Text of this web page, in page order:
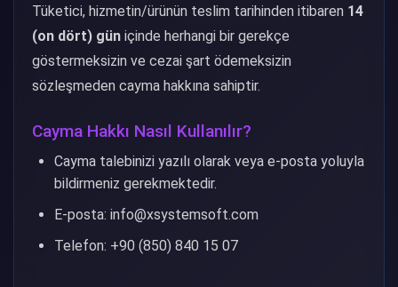
Tüketici, hizmetin/ürünün teslim tarihinden itibaren 14
(on dört) gün içinde herhangi bir gerekçe
göstermeksizin ve cezai şart ödemeksizin
sözleşmeden cayma hakkına sahiptir.
Cayma Hakkı Nasıl Kullanılır?
Cayma talebinizi yazılı olarak veya e-posta yoluyla
bildirmeniz gerekmektedir.
E-posta: info@xsystemsoft.com
Telefon: +90 (850) 840 15 07